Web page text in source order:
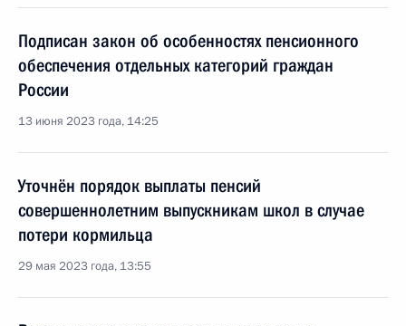
Подписан закон об особенностях пенсионного
обеспечения отдельных категорий граждан
России
13 июня 2023 года, 14:25
Уточнён порядок выплаты пенсий
совершеннолетним выпускникам школ в случае
потери кормильца
29 мая 2023 года, 13:55